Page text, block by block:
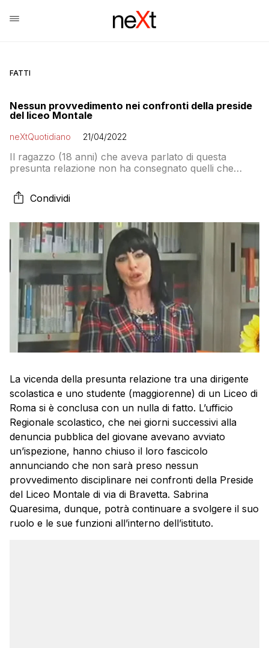
FATTI
Nessun provvedimento nei confronti della preside
del liceo Montale
neXtQuotidiano 21/04/2022
Il ragazzo (18 anni) che aveva parlato di questa
presunta relazione non ha consegnato quelli che
presunta relazione all’ufficio regionale scolastico
Condividi
La vicenda della presunta relazione tra una dirigente
scolastica e uno studente (maggiorenne) di un Liceo di
Roma si è conclusa con un nulla di fatto. L’ufficio
Regionale scolastico, che nei giorni successivi alla
denuncia pubblica del giovane avevano avviato
un’ispezione, hanno chiuso il loro fascicolo
annunciando che non sarà preso nessun
provvedimento disciplinare nei confronti della Preside
del Liceo Montale di via di Bravetta. Sabrina
Quaresima, dunque, potrà continuare a svolgere il suo
ruolo e le sue funzioni all’interno dell’istituto.